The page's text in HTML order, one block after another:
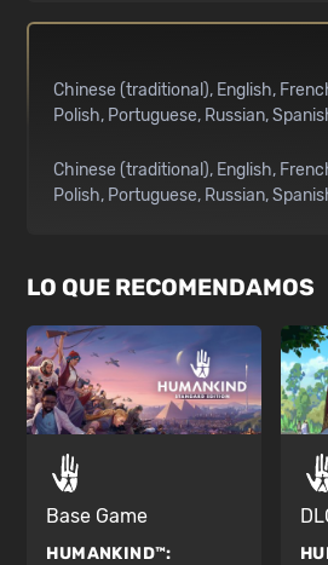
Chinese (traditional) English
Polish Portuguese Russian
Chinese (traditional) English
Polish Portuguese Russian
LO QUE RECOMENDAMOS
Base Game
HUMANKIND™: